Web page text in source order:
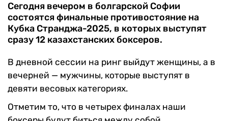
Сегодня вечером в болгарской Софии
состоятся финальные противостояние на
Кубка Странджа-2025, в которых выступят
сразу 12 казахстанских боксеров.
В дневной сессии на ринг выйдут женщины, а в
вечерней — мужчины, которые выступят в
девяти весовых категориях.
Отметим то, что в четырех финалах наши